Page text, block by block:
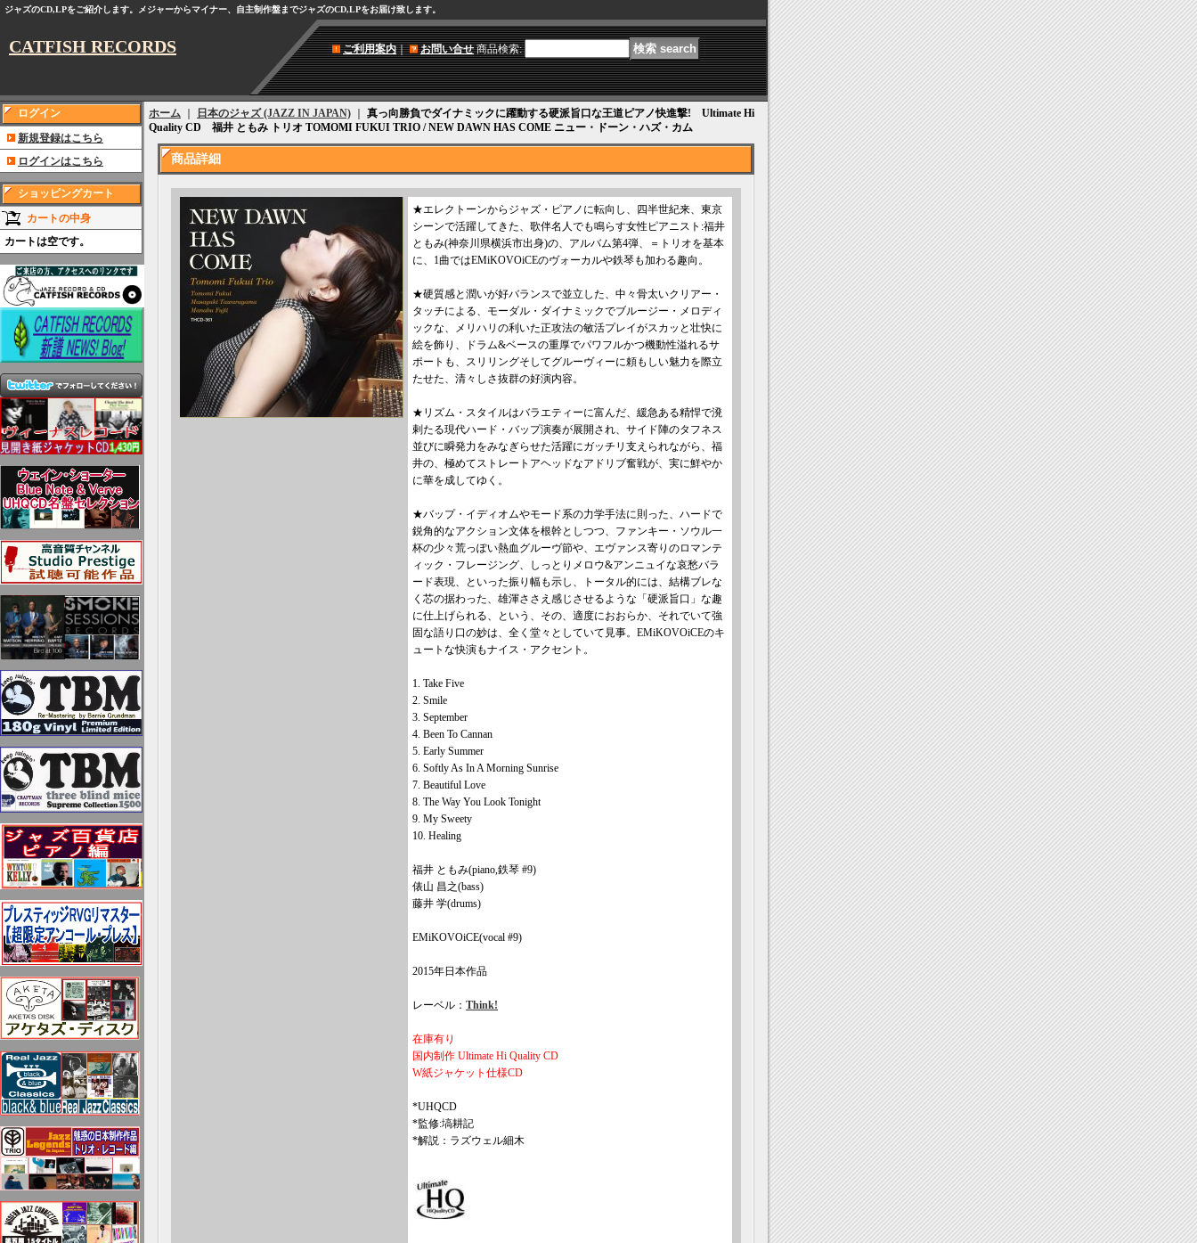
ジャズのCD,LPをご紹介します。メジャーからマイナー、自主制作盤までジャズのCD,LPをお届け致します。
CATFISH RECORDS ご利用案内｜ お問い合せ 商品検索:
ログイン
新規登録はこちら
ログインはこちら
ショッピングカート
カートの中身
カートは空です。
ホーム 日本のジャズ (JAZZ IN JAPAN)
真っ向勝負でダイナミックに躍動する硬派旨口な王道ピアノ快進撃! Ultimate Hi
Quality CD 福井 ともみ トリオ TOMOMI FUKUI TRIO / NEW DAWN HAS COME ニュー・ドーン・ハズ・カム
商品詳細
★エレクトーンからジャズ・ピアノに転向し、四半世紀来、東京
シーンで活躍してきた、歌伴名人でも鳴らす女性ピアニスト:福井
ともみ(神奈川県横浜市出身)の、アルバム第4弾、＝トリオを基本
に、1曲ではEMiKOVOiCEのヴォーカルや鉄琴も加わる趣向。
★硬質感と潤いが好バランスで並立した、中々骨太いクリアー・
タッチによる、モーダル・ダイナミックでブルージー・メロディ
ックな、メリハリの利いた正攻法の敏活プレイがスカッと壮快に
絵を飾り、ドラム&ベースの重厚でパワフルかつ機動性溢れるサ
ポートも、スリリングそしてグルーヴィーに頼もしい魅力を際立
たせた、清々しさ抜群の好演内容。
★リズム・スタイルはバラエティーに富んだ、緩急ある精悍で溌
剌たる現代ハード・バップ演奏が展開され、サイド陣のタフネス
並びに瞬発力をみなぎらせた活躍にガッチリ支えられながら、福
井の、極めてストレートアヘッドなアドリブ奮戦が、実に鮮やか
に華を成してゆく。
★バップ・イディオムやモード系の力学手法に則った、ハードで
鋭角的なアクション文体を根幹としつつ、ファンキー・ソウル一
杯の少々荒っぽい熱血グルーヴ節や、エヴァンス寄りのロマンテ
ィック・フレージング、しっとりメロウ&アンニュイな哀愁バラ
ード表現、といった振り幅も示し、トータル的には、結構ブレな
く芯の据わった、雄渾ささえ感じさせるような「硬派旨口」な趣
に仕上げられる、という、その、適度におおらか、それでいて強
固な語り口の妙は、全く堂々としていて見事。EMiKOVOiCEのキ
ュートな快演もナイス・アクセント。
1. Take Five
2. Smile
3. September
4. Been To Cannan
5. Early Summer
6. Softly As In A Morning Sunrise
7. Beautiful Love
8. The Way You Look Tonight
9. My Sweety
10. Healing
福井 ともみ(piano,鉄琴 #9)
俵山 昌之(bass)
藤井 学(drums)
EMiKOVOiCE(vocal #9)
2015年日本作品
レーベル： Think!
在庫有り
国内制作 Ultimate Hi Quality CD
W紙ジャケット仕様CD
*UHQCD
*監修:塙耕記
*解説：ラズウェル細木